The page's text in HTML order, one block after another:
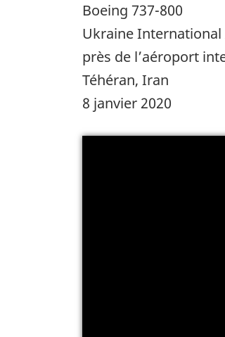
Boeing 737-800
Ukraine International
près de l’aéroport
Téhéran, Iran
8 janvier 2020